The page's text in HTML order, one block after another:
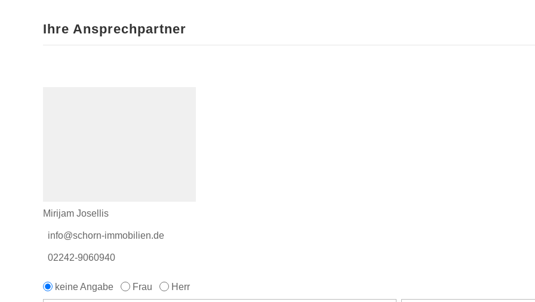
Ihre Ansprechpartner
Mirijam Josellis
info@schorn-immobilien.de
02242-9060940
keine Angabe Frau Herr